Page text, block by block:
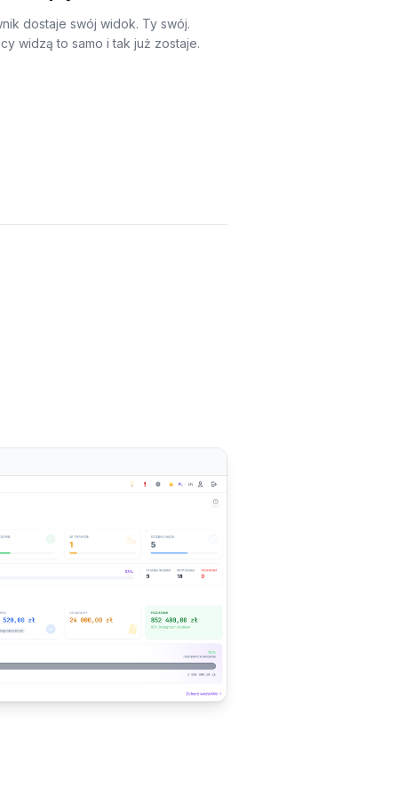
dostaje swój widok. Ty swój.
widzą to samo i tak już zostaje.